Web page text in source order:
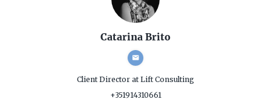
Catarina Brito
Client Director at Lift Consulting
+351914310661